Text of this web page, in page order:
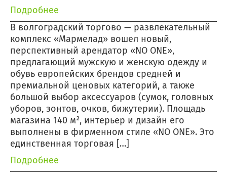
Подробнее
В волгоградский торгово — развлекательный
комплекс «Мармелад» вошел новый,
перспективный арендатор «NO ONE»,
предлагающий мужскую и женскую одежду и
обувь европейских брендов средней и
премиальной ценовых категорий, а также
большой выбор аксессуаров (сумок, головных
уборов, зонтов, очков, бижутерии). Площадь
магазина 140 м², интерьер и дизайн его
выполнены в фирменном стиле «NO ONE». Это
единственная торговая […]
Подробнее